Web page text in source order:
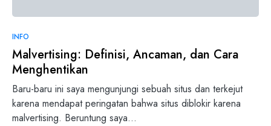
INFO
Malvertising: Definisi, Ancaman, dan Cara
Menghentikan
Baru-baru ini saya mengunjungi sebuah situs dan terkejut
karena mendapat peringatan bahwa situs diblokir karena
malvertising. Beruntung saya…